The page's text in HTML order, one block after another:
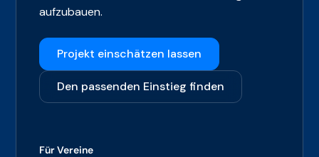
aufzubauen.
Projekt einschätzen lassen
Den passenden Einstieg finden
Für Vereine